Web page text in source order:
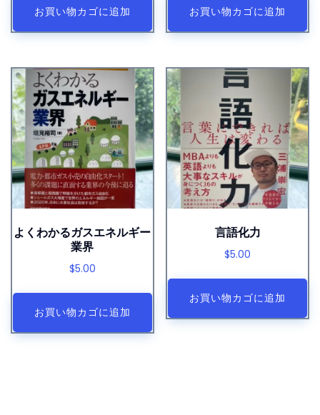
お買い物カゴに追加 お買い物カゴに追加
よくわかるガスエネルギー
業界
$5.00
お買い物カゴに追加
言語化力
$5.00
お買い物カゴに追加